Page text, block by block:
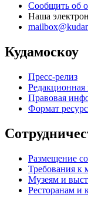
Сообщить об
Наша
Кудамоскоу
Пресс-релиз
Редакционная
Правовая
Формат
Размещение
Требования к
Музеям и
Ресторанам и